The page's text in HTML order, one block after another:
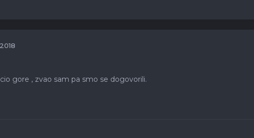
gore , zvao sam pa smo se dogovorili.